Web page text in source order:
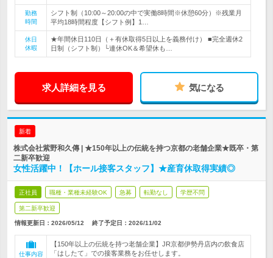
勤務
時間
シフト制（10:00～20:00の中で実働8時間※休憩60分）※残業月
平均18時間程度【シフト例】1…
休日
休暇
★年間休日110日（＋有休取得5日以上を義務付け） ■完全週休2
日制（シフト制）└連休OK＆希望休も…
求人詳細を見る 気になる
新着
株式会社紫野和久傳 | ★150年以上の伝統を持つ京都の老舗企業★既卒・第
二新卒歓迎
女性活躍中！【ホール接客スタッフ】★産育休取得実績◎
正社員 職種・業種未経験OK 急募 転勤なし 学歴不問
第二新卒歓迎
情報更新日：2026/05/12 終了予定日： 2026/11/02
仕事内容
【150年以上の伝統を持つ老舗企業】JR京都伊勢丹店内の飲食店
「はしたて」での接客業務をお任せします。